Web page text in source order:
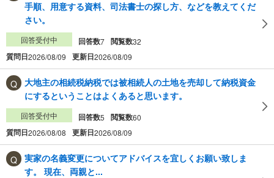
手順、用意する資料、司法書士の探し方、などを教えてくだ
さい。
回答受付中 回答数7 閲覧数32
質問日2026/08/09 更新日2026/08/09
大地主の相続税納税では被相続人の土地を売却して納税資金
にするということはよくあると思います。
回答受付中 回答数5 閲覧数60
質問日2026/08/08 更新日2026/08/09
実家の名義変更についてアドバイスを宜しくお願い致しま
す。 現在、両親と...